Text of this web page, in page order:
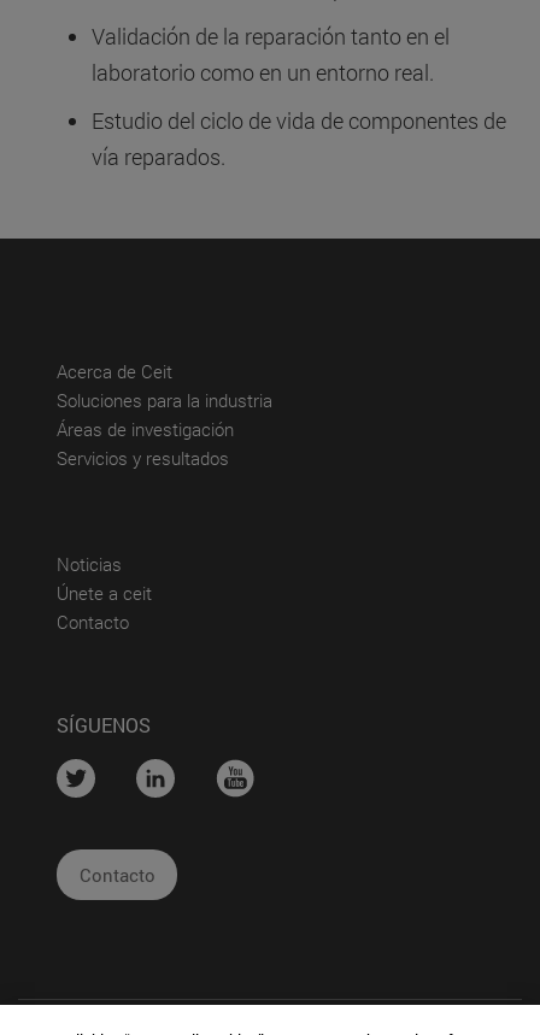
Validación de la reparación tanto en el
laboratorio como en un entorno real.
Estudio del ciclo de vida de componentes de
vía reparados.
Acerca de Ceit(abre en nueva ventana)
Soluciones para la industria
Áreas de investigación
Servicios y resultados
Noticias
Únete a ceit(abre en nueva ventana)
Contacto(abre en nueva ventana)
SÍGUENOS
.... .... ....
Contacto